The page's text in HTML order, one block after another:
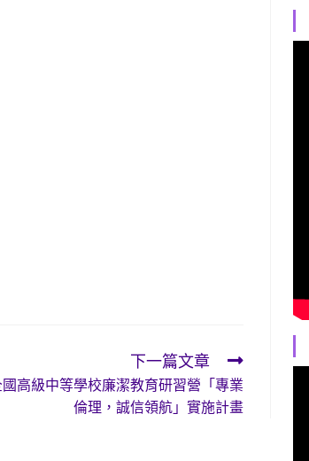
下一篇文章
國高級中等學校廉潔教育研習營「專業
倫理，誠信領航」實施計畫